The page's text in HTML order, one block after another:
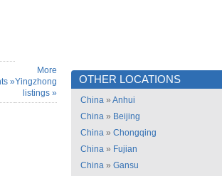
»
More
Yingzhong
listings »
OTHER LOCATIONS
China » Anhui
China » Beijing
China » Chongqing
China » Fujian
China » Gansu